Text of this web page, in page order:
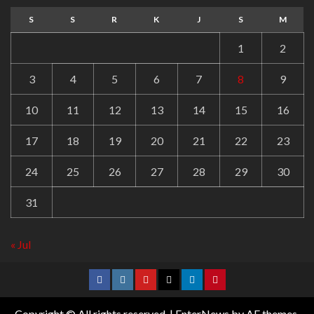
S S R K J S M
1 2
3 4 5 6 7 8 9
10 11 12 13 14 15 16
17 18 19 20 21 22 23
24 25 26 27 28 29 30
31
« Jul